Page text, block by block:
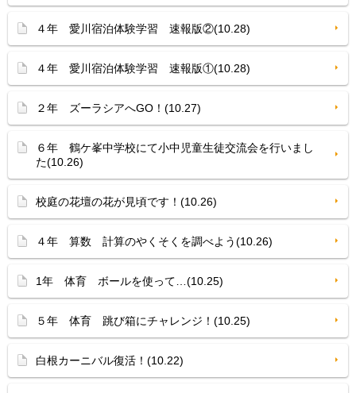
４年 愛川宿泊体験学習 速報版②(10.28)
４年 愛川宿泊体験学習 速報版①(10.28)
２年 ズーラシアへGO！(10.27)
６年 鶴ケ峯中学校にて小中児童生徒交流会を行いまし
た(10.26)
校庭の花壇の花が見頃です！(10.26)
４年 算数 計算のやくそくを調べよう(10.26)
1年 体育 ボールを使って…(10.25)
５年 体育 跳び箱にチャレンジ！(10.25)
白根カーニバル復活！(10.22)